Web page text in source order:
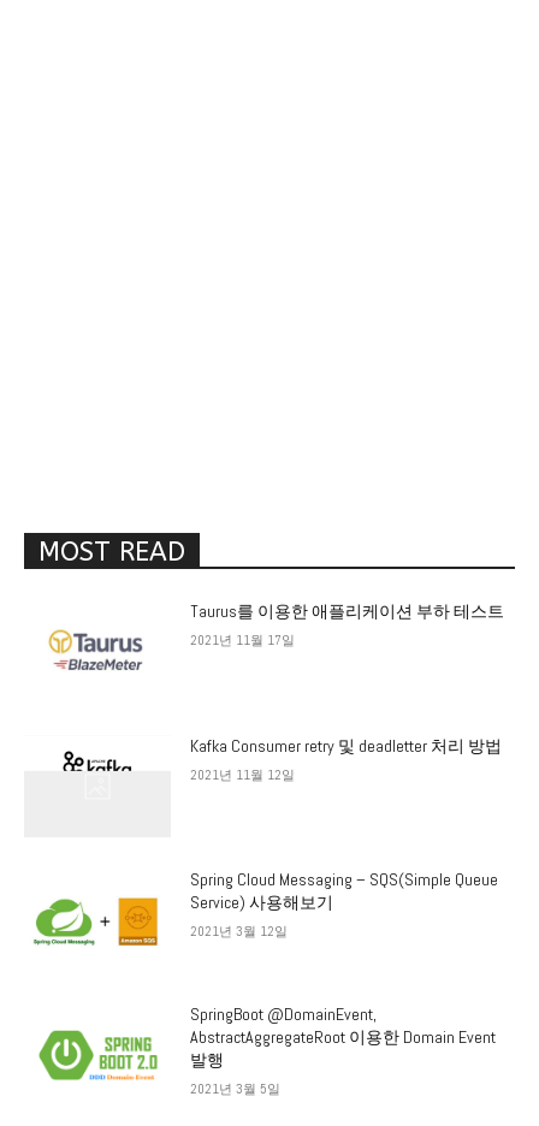
MOST READ
Taurus를 이용한 애플리케이션 부하 테스트
2021년 11월 17일
Kafka Consumer retry 및 deadletter 처리 방법
2021년 11월 12일
Spring Cloud Messaging – SQS(Simple Queue
Service) 사용해보기
2021년 3월 12일
SpringBoot @DomainEvent,
AbstractAggregateRoot 이용한 Domain Event
발행
2021년 3월 5일